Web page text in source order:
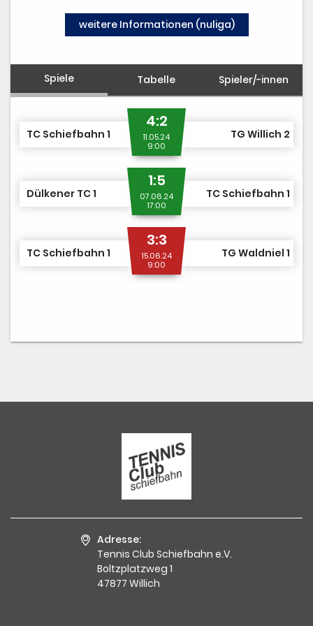
MITGLIED WERDEN
weitere Informationen (nuliga)
Spiele Tabelle Spieler/-innen
TC Schiefbahn 1
4:2
11.05.24
9:00
TG Willich 2
Dülkener TC 1
1:5
07.06.24
17:00
TC Schiefbahn 1
TC Schiefbahn 1
3:3
15.06.24
9:00
TG Waldniel 1
Adresse:
Tennis Club Schiefbahn e.V.
Boltzplatzweg 1
47877 Willich